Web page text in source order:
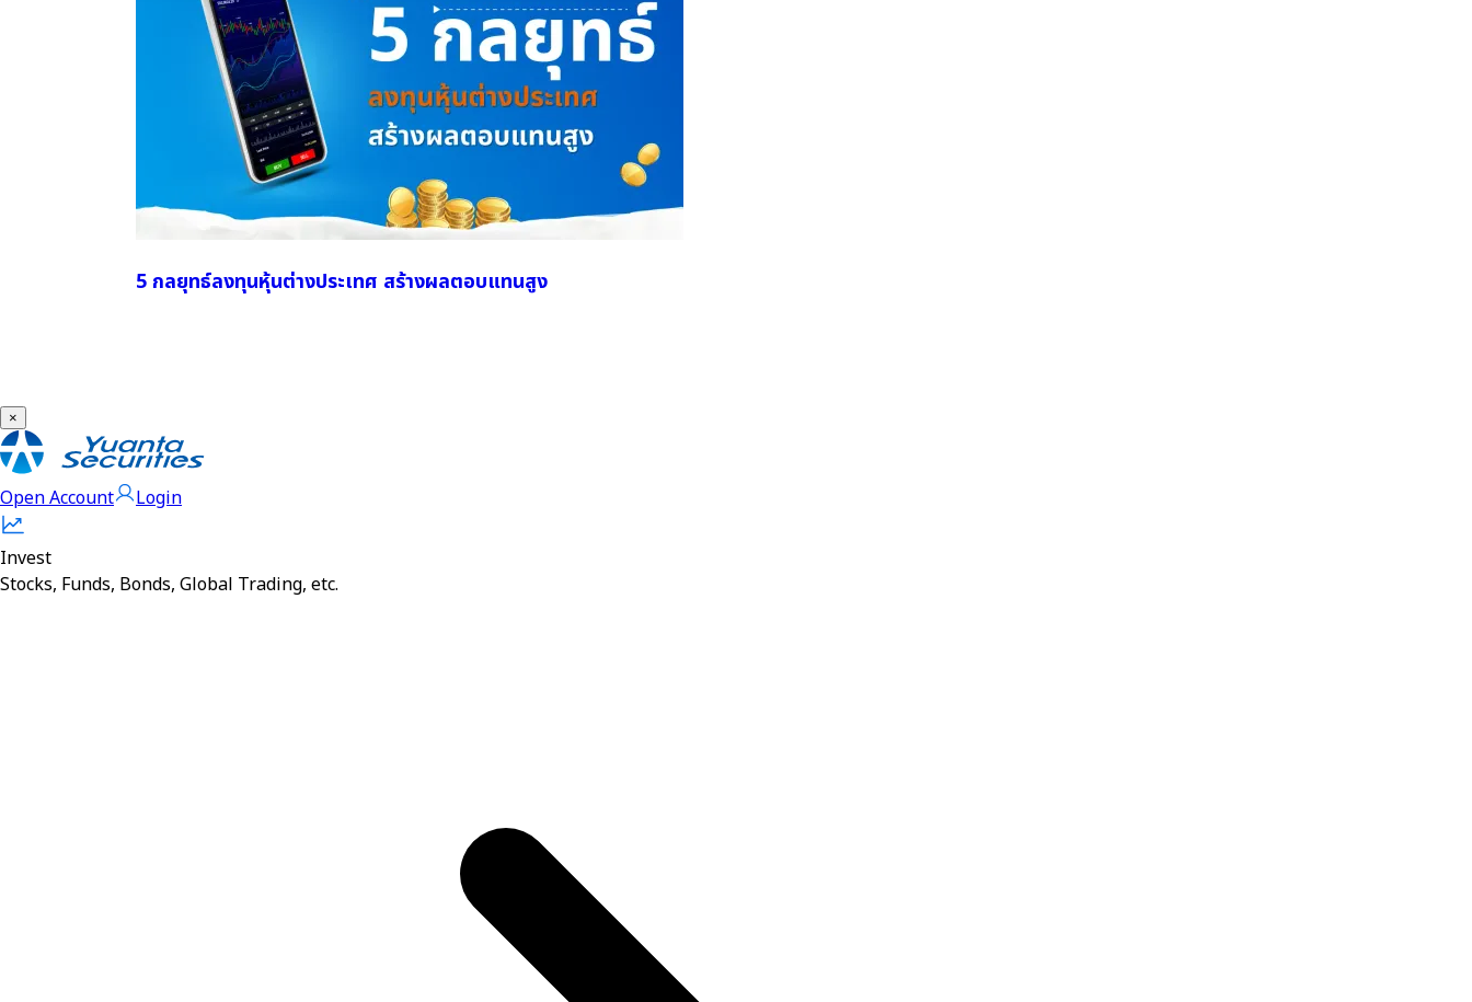
5 กลยุทธ์ลงทุนหุ้นต่างประเทศ สร้างผลตอบแทนสูง
×
Open Account Login
Invest
Stocks, Funds, Bonds, Global Trading, etc.